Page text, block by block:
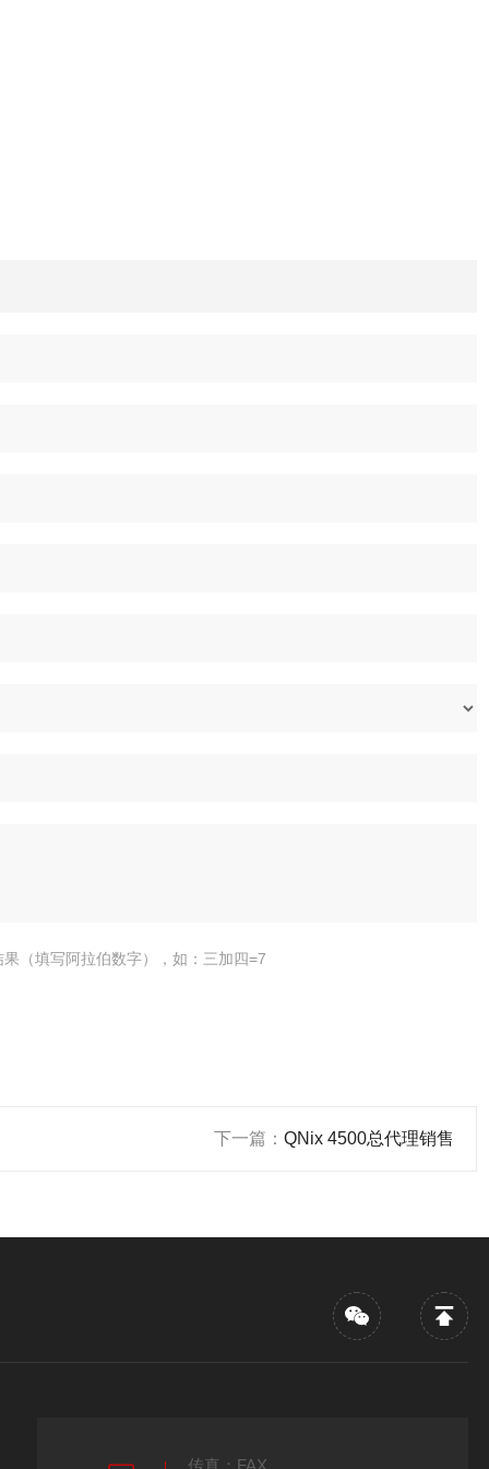
（填写阿拉伯数字），如：三加四=7
下一篇： QNix 4500总代理销售
传真：FAX